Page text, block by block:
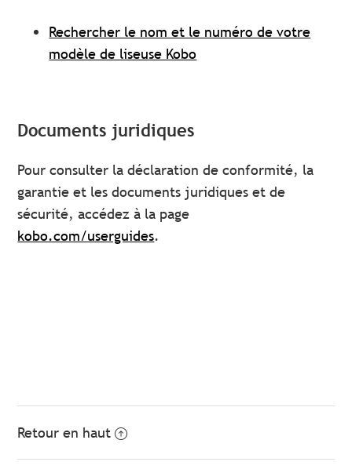
Rechercher le nom et le numéro de votre
modèle de liseuse Kobo
Documents juridiques
Pour consulter la déclaration de conformité, la
garantie et les documents juridiques et de
sécurité, accédez à la page
kobo.com/userguides.
Retour en haut